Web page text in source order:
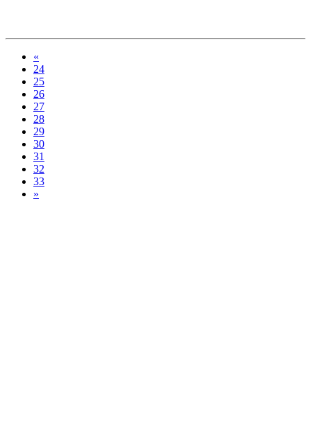
«
24
25
26
27
28
29
30
31
32
33
»